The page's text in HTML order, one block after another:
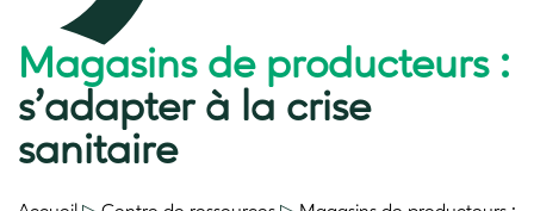
Magasins de producteurs :
s’adapter à la crise
sanitaire